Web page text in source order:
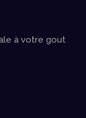
à votre gout